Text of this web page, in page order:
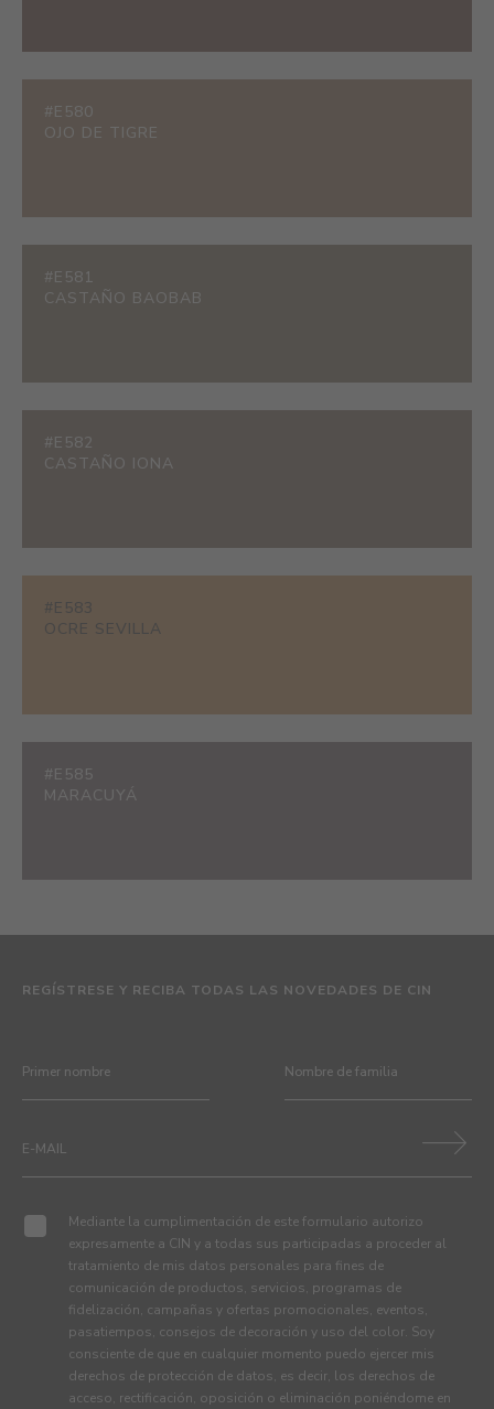
#E580
OJO DE TIGRE
#E581
CASTAÑO BAOBAB
#E582
CASTAÑO IONA
#E583
OCRE SEVILLA
#E585
MARACUYÁ
REGÍSTRESE Y RECIBA TODAS LAS NOVEDADES DE CIN
Mediante la cumplimentación de este formulario autorizo
expresamente a CIN y a todas sus participadas a proceder al
tratamiento de mis datos personales para fines de
comunicación de productos, servicios, programas de
fidelización, campañas y ofertas promocionales, eventos,
pasatiempos, consejos de decoración y uso del color. Soy
consciente de que en cualquier momento puedo ejercer mis
derechos de protección de datos, es decir, los derechos de
acceso, rectificación, oposición o eliminación poniéndome en